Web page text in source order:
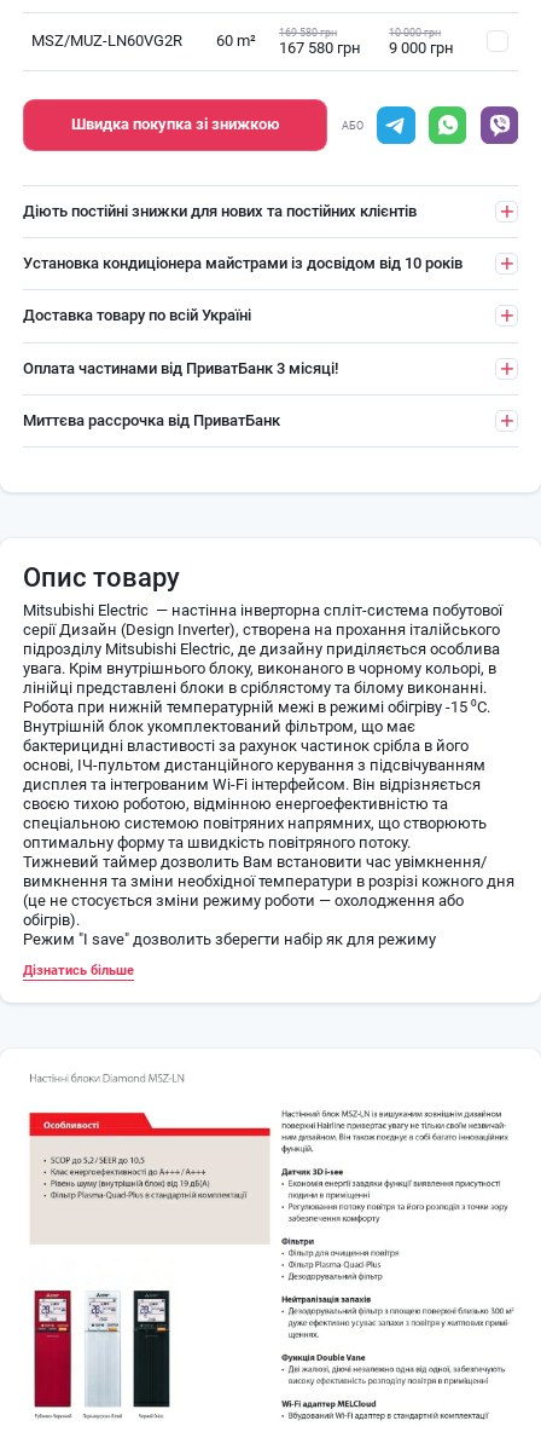
MSZ/MUZ-LN60VG2R 60 m² 169 580 грн
167 580 грн
10 000 грн
9 000 грн
Швидка покупка зі знижкою АБО
Діють постійні знижки для нових та постійних клієнтів
Установка кондиціонера майстрами із досвідом від 10 років
Доставка товару по всій Україні
Оплата частинами від ПриватБанк 3 місяці!
Миттєва рассрочка від ПриватБанк
Опис товару
Mitsubishi Electric — настінна інверторна спліт-система побутової
серії Дизайн (Design Inverter), створена на прохання італійського
підрозділу Mitsubishi Electric, де дизайну приділяється особлива
увага. Крім внутрішнього блоку, виконаного в чорному кольорі, в
лінійці представлені блоки в сріблястому та білому виконанні.
Робота при нижній температурній межі в режимі обігріву -15 ⁰C.
Внутрішній блок укомплектований фільтром, що має
бактерицидні властивості за рахунок частинок срібла в його
основі, ІЧ-пультом дистанційного керування з підсвічуванням
дисплея та інтегрованим Wi-Fi інтерфейсом. Він відрізняється
своєю тихою роботою, відмінною енергоефективністю та
спеціальною системою повітряних напрямних, що створюють
оптимальну форму та швидкість повітряного потоку.
Тижневий таймер дозволить Вам встановити час увімкнення/
вимкнення та зміни необхідної температури в розрізі кожного дня
(це не стосується зміни режиму роботи — охолодження або
обігрів).
Режим "I save" дозволить зберегти набір як для режиму
для швидкого перемикання кондиціонера на економний режим
Зовнішній блок MUZ-EF25VG оснащений системою, що відключає
енергоспоживання.
Слід зазначити можливість встановлення спліт-системи на
магістралі, що працювали з фреоном R22.
Країна-виробник Thailand.
Дізнатись більше